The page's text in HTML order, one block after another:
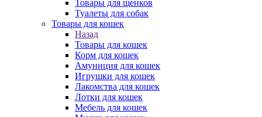
Товары для щенков
Туалеты для собак
Товары для кошек
Назад
Товары для кошек
Корм для кошек
Амуниция для кошек
Игрушки для кошек
Лакомства для кошек
Лотки для кошек
Мебель для кошек